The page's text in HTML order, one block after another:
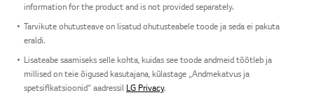
information for the product and is not provided separately.
Tarvikute ohutusteave on lisatud ohutusteabele toode ja seda ei pakuta
eraldi.
Lisateabe saamiseks selle kohta, kuidas see toode andmeid töötleb ja
millised on teie õigused kasutajana, külastage „Andmekatvus ja
spetsifikatsioonid“ aadressil LG Privacy.